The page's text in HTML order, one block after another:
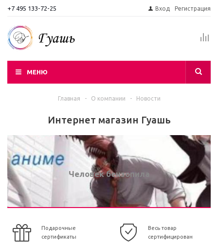
+7 495 133-72-25 Вход Регистрация
МЕНЮ
Главная - О компании - Новости
Интернет магазин Гуашь
Человек бензопила
Подарочные
сертификаты
Весь товар
сертифицирован